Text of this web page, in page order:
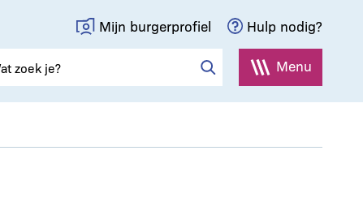
Mijn burgerprofiel Hulp nodig?
Menu